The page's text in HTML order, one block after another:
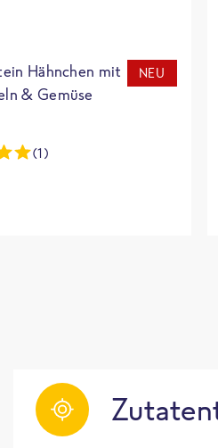
Hähnchen mit
& Gemüse
NEU
(1)